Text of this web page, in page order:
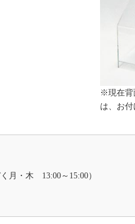
※現在背
は、お付
月・木 13:00～15:00）